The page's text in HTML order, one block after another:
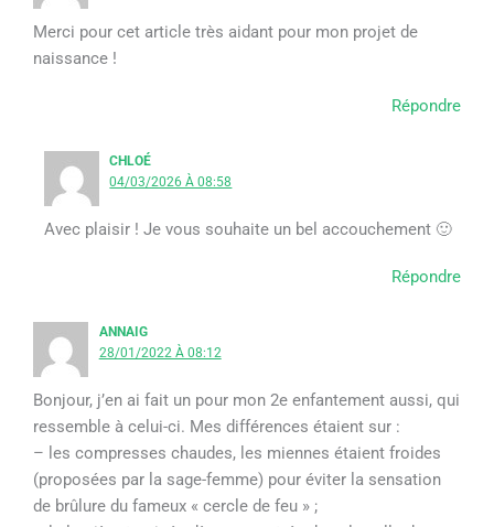
Merci pour cet article très aidant pour mon projet de
naissance !
Répondre
CHLOÉ
04/03/2026 À 08:58
Avec plaisir ! Je vous souhaite un bel accouchement 🙂
Répondre
ANNAIG
28/01/2022 À 08:12
Bonjour, j’en ai fait un pour mon 2e enfantement aussi, qui
ressemble à celui-ci. Mes différences étaient sur :
– les compresses chaudes, les miennes étaient froides
(proposées par la sage-femme) pour éviter la sensation
de brûlure du fameux « cercle de feu » ;